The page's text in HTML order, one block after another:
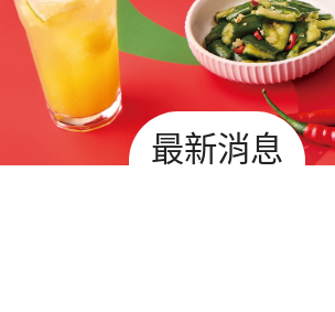
最新消息